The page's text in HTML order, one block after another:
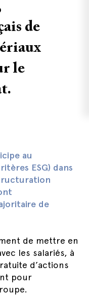
de
le
au
ESG) dans
de
de mettre en
les salariés, à
d’actions
pour